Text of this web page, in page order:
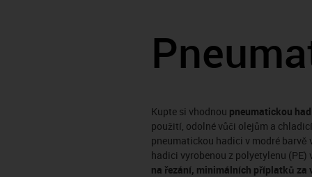
Kupte si vhodnou pneumatickou
použití, odolné vůči olejům a
pneumatickou hadici v modré barvě
hadici vyrobenou z polyetylenu
na řezání, minimálních příplatků za